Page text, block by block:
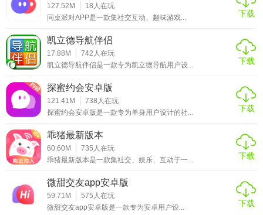
【遇见她APP点评】
遇见她APP以其智能的匹配系统、丰富的社交功能和良好的
用户体验，成为了众多单身人士交友的首选平台。它不仅为
用户提供了一个安全、便捷的交友环境，还通过多样化的活
动和互动方式，帮助用户打破社交壁垒，找到真正的心灵伴
侣。无论是寻找爱情还是友情，遇见她都能满足你的期待。
127.52M 18 人在玩
同桌派对APP是一款集社交互动、趣味游戏...
下载
凯立德导航伴侣
17.88M 742 人在玩
凯立德导航伴侣是一款专为凯立德导航用户设...
下载
探蜜约会安卓版
121.41M 738 人在玩
探蜜约会安卓版是一款专为单身用户设计的社...
下载
乖猪最新版本
60.60M 735 人在玩
乖猪最新版本是一款集社交、娱乐、互动于一...
下载
微甜交友app安卓版
59.71M 575 人在玩
微甜交友app安卓版是一款专为安卓用户设...
下载